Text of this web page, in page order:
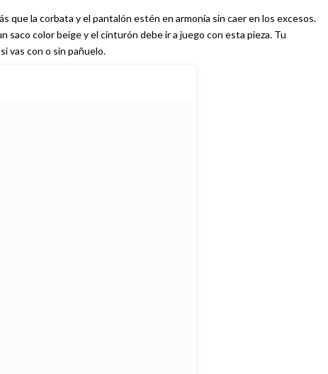
que la corbata y el pantalón estén en armonía sin caer en los excesos.
saco color beige y el cinturón debe ir a juego con esta pieza. Tu
vas con o sin pañuelo.